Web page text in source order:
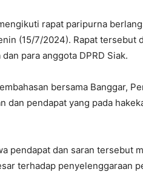
rapat paripurna
(15/7/2024). Rapat tersebut
para anggota DPRD Siak.
bersama Banggar,
dan pendapat yang pada
pendapat dan saran tersebut
terhadap penyelenggaraan